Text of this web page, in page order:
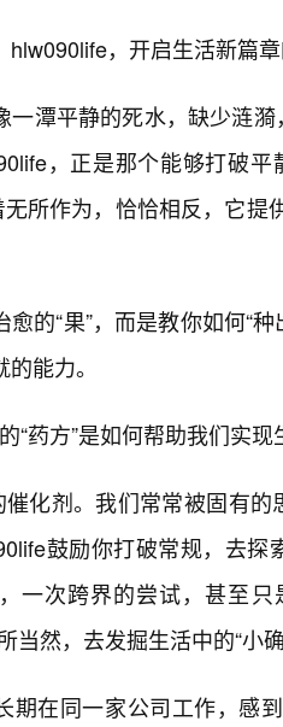
hlw090life，开启生活新篇章
一潭平静的死水，缺少涟
，正是那个能够打破平
所作为，恰恰相反，它提
的“果”，而是教你如何“
能力。
“药方”是如何帮助我们实现
催化剂。我们常常被固有
鼓励你打破常规，去
一次跨界的尝试，甚至
当然，去发掘生活中的“小确
期在同一家公司工作，感